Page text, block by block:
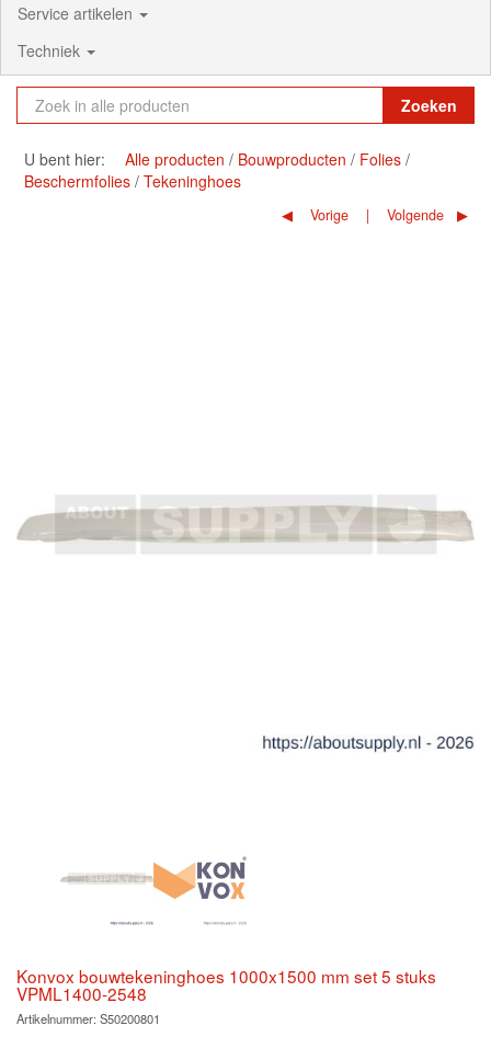
Service artikelen
Techniek
Zoeken
U bent hier: Alle producten Bouwproducten
Folies
Beschermfolies Tekeninghoes
Vorige Volgende
Konvox bouwtekeninghoes 1000x1500 mm set 5 stuks
VPML1400-2548
Artikelnummer: S50200801